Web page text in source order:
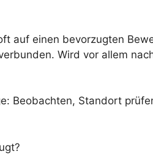
auf einen bevorzugten
Wird vor allem
Beobachten, Standort